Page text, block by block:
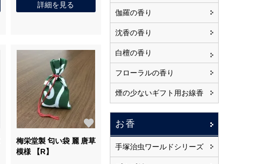
詳細を見る
梅栄堂製 匂い袋 麗 唐草
模様 【R】
伽羅の香り
沈香の香り
白檀の香り
フローラルの香り
煙の少ないギフト用お線香
お香
手塚治虫ワールドシリーズ